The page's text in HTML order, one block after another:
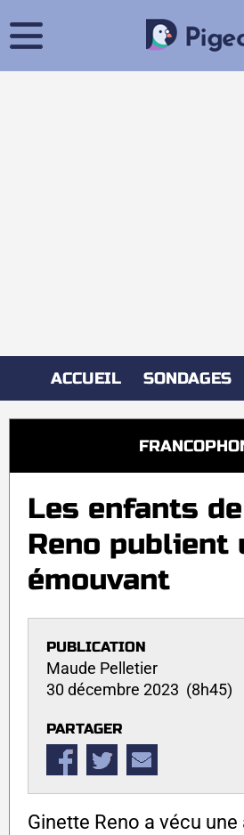
ACCUEIL SONDAGES
Les enfants
Reno publient
émouvant
PUBLICATION
Maude Pelletier
30 décembre 2023 (8h45)
PARTAGER
Ginette Reno a vécu une